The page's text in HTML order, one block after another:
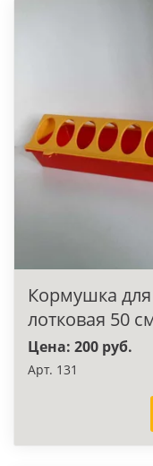
Кормушка
лотковая 50
Цена: 200 руб.
Арт. 131